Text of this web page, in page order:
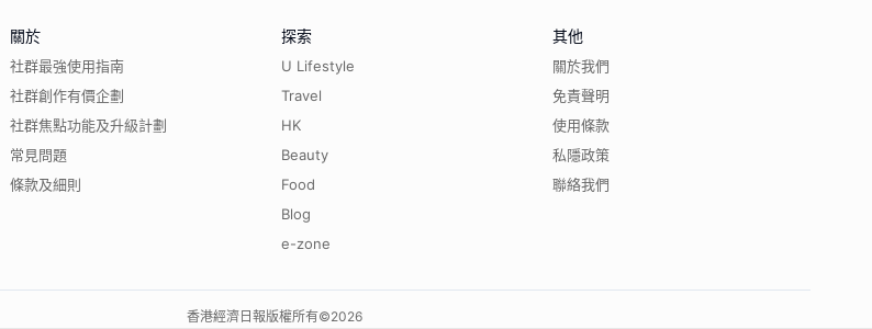
關於
社群最強使用指南
社群創作有價企劃
社群焦點功能及升級計劃
常見問題
條款及細則
探索
U Lifestyle
Travel
HK
Beauty
Food
Blog
e-zone
其他
關於我們
免責聲明
使用條款
私隱政策
聯絡我們
香港經濟日報版權所有©2026